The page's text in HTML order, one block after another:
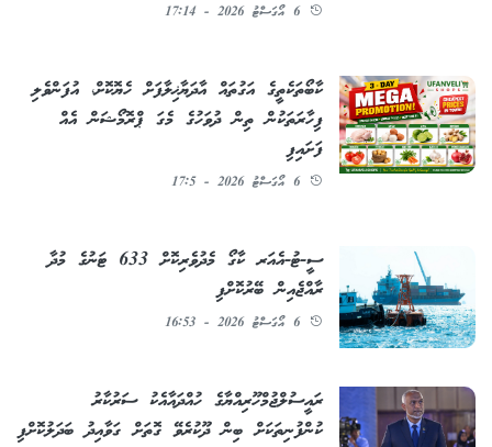
6 އޯގަސްޓު 2026 - 17:14
ކާބޯތަކެތީގެ އަގުތައް އާދަޔާޚިލާފަށް ހެޔޮކޮށް، އުފަންވެލި
ފިހާރަތަކުން ތިން ދުވަހުގެ މެގަ ޕްރޮމޯޝަން އެއް
ފަށައިފި
6 އޯގަސްޓު 2026 - 17:5
ސީ-ޓު-އެއަރ ކާގޯ މެދުވެރިކޮށް 633 ޓަނުގެ މުދާ
ރާއްޖެއިން ބޭރުކޮށްފި
6 އޯގަސްޓު 2026 - 16:53
ރައީސުލްޖުމްހޫރިއްޔާގެ ހުއްދައާއެކު ސަރުކާރު
ކުންފުނިތަކަށް ބިން ދޫކުރެވޭ ގޮތަށް ގަވާއިދު ބަދަލުކޮށްފި